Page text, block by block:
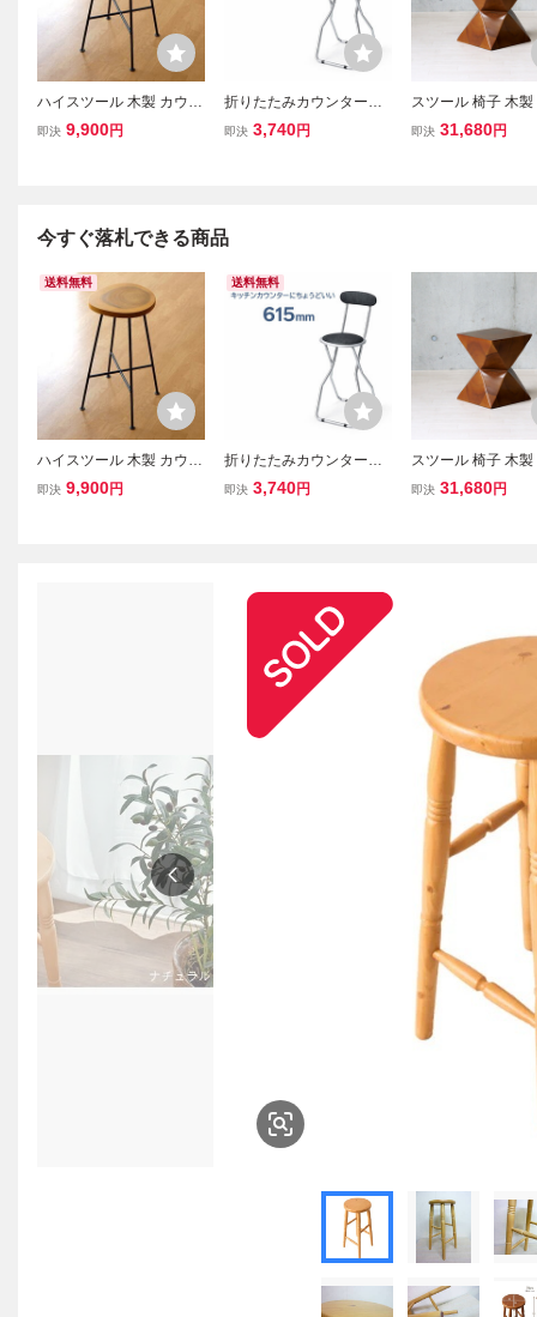
ハイスツール 木製 カウン
ターチェア アイアン 天然
即決 9,900円
折りたたみカウンターチ
ェア 座面高615mm 背も
即決 3,740円
スツール 椅子 木製
ゃれ チェア サイド
即決 31,680円
今すぐ落札できる商品
送料無料
ハイスツール 木製 カウン
ターチェア アイアン 天然
即決 9,900円
送料無料
折りたたみカウンターチ
ェア 座面高615mm 背も
即決 3,740円
スツール 椅子 木製
ゃれ チェア サイド
即決 31,680円